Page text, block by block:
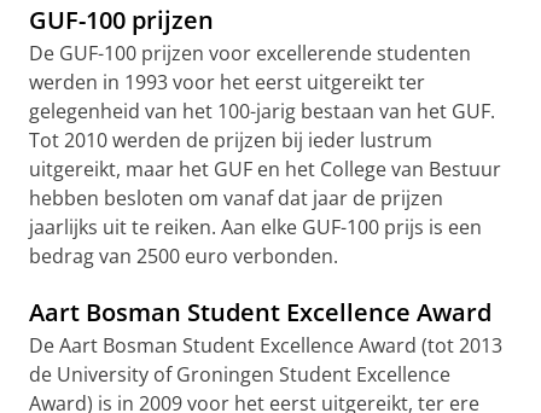
GUF-100 prijzen
De GUF-100 prijzen voor excellerende studenten
werden in 1993 voor het eerst uitgereikt ter
gelegenheid van het 100-jarig bestaan van het GUF.
Tot 2010 werden de prijzen bij ieder lustrum
uitgereikt, maar het GUF en het College van Bestuur
hebben besloten om vanaf dat jaar de prijzen
jaarlijks uit te reiken. Aan elke GUF-100 prijs is een
bedrag van 2500 euro verbonden.
Aart Bosman Student Excellence Award
De Aart Bosman Student Excellence Award (tot 2013
de University of Groningen Student Excellence
Award) is in 2009 voor het eerst uitgereikt, ter ere